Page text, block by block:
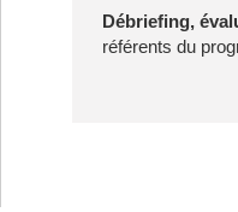
Débriefing,
référents du